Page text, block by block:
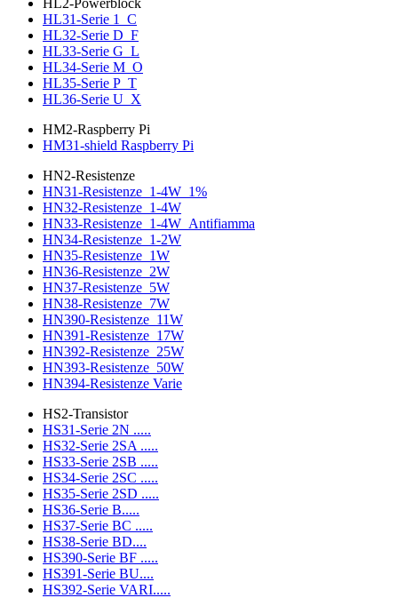
HL2-Powerblock
HL31-Serie 1_C
HL32-Serie D_F
HL33-Serie G_L
HL34-Serie M_O
HL35-Serie P_T
HL36-Serie U_X
HM2-Raspberry Pi
HM31-shield Raspberry Pi
HN2-Resistenze
HN31-Resistenze_1-4W_1%
HN32-Resistenze_1-4W
HN33-Resistenze_1-4W_Antifiamma
HN34-Resistenze_1-2W
HN35-Resistenze_1W
HN36-Resistenze_2W
HN37-Resistenze_5W
HN38-Resistenze_7W
HN390-Resistenze_11W
HN391-Resistenze_17W
HN392-Resistenze_25W
HN393-Resistenze_50W
HN394-Resistenze Varie
HS2-Transistor
HS31-Serie 2N .....
HS32-Serie 2SA .....
HS33-Serie 2SB .....
HS34-Serie 2SC .....
HS35-Serie 2SD .....
HS36-Serie B.....
HS37-Serie BC .....
HS38-Serie BD....
HS390-Serie BF .....
HS391-Serie BU....
HS392-Serie VARI.....